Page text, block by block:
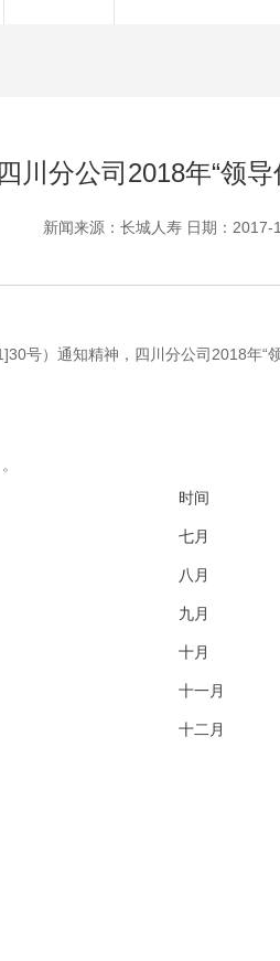
川分公司2018年“领
新闻来源：长城人寿 日期：2017-
）通知精神，四川分公司2018年“领
时间
七月
八月
九月
十月
十一月
十二月